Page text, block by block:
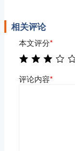
相关评论
本文评分*
评论内容*